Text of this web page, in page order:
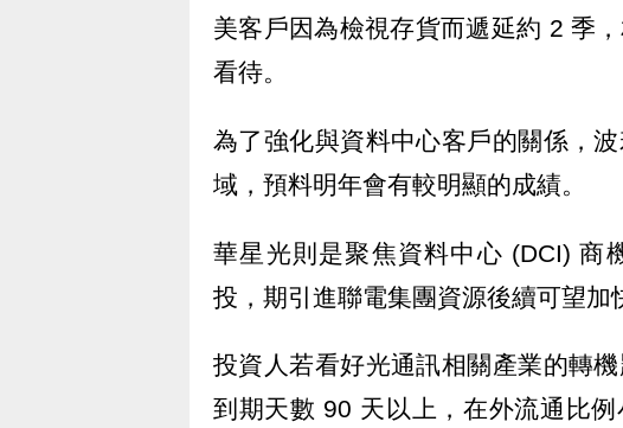
美客戶因為檢視存貨而遞延約 2 季
看待。
為了強化與資料中心客戶的關係，
域，預料明年會有較明顯的成績。
華星光則是聚焦資料中心 (DCI) 商
投，期引進聯電集團資源後續可望加
投資人若看好光通訊相關產業的轉
到期天數 90 天以上，在外流通比